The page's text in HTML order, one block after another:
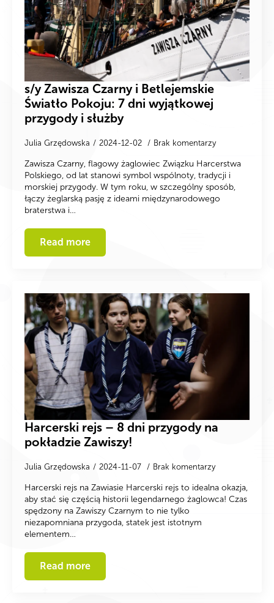
s/y Zawisza Czarny i Betlejemskie
Światło Pokoju: 7 dni wyjątkowej
przygody i służby
Julia Grzędowska 2024-12-02 Brak komentarzy
Zawisza Czarny, flagowy żaglowiec Związku Harcerstwa
Polskiego, od lat stanowi symbol wspólnoty, tradycji i
morskiej przygody. W tym roku, w szczególny sposób,
łączy żeglarską pasję z ideami międzynarodowego
braterstwa i…
Read more
Harcerski rejs – 8 dni przygody na
pokładzie Zawiszy!
Julia Grzędowska 2024-11-07 Brak komentarzy
Harcerski rejs na Zawiasie Harcerski rejs to idealna okazja,
aby stać się częścią historii legendarnego żaglowca! Czas
spędzony na Zawiszy Czarnym to nie tylko
niezapomniana przygoda, statek jest istotnym
elementem…
Read more